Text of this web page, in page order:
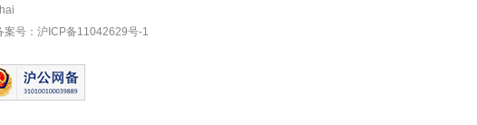
和一年持有
案号：沪ICP备11042629号-1